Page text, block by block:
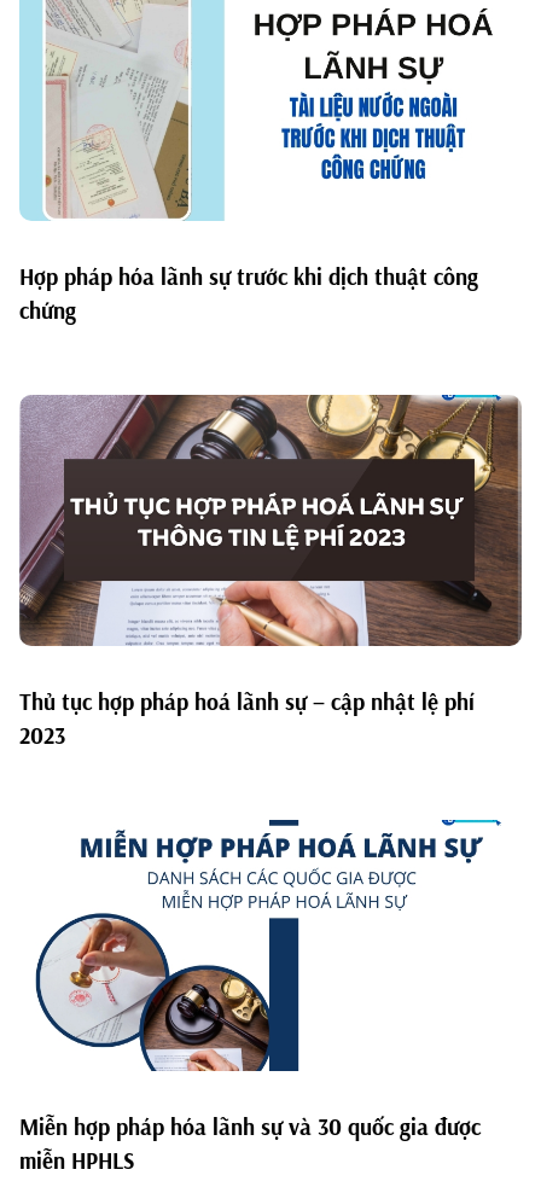
Hợp pháp hóa lãnh sự trước khi dịch thuật công
chứng
Thủ tục hợp pháp hoá lãnh sự – cập nhật lệ phí
2023
Miễn hợp pháp hóa lãnh sự và 30 quốc gia được
miễn HPHLS